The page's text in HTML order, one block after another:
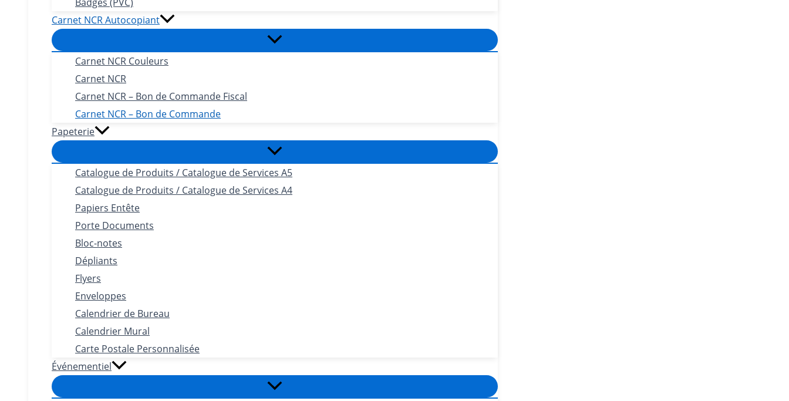
Carnet NCR Autocopiant
Carnet NCR Couleurs
Carnet NCR
Carnet NCR – Bon de Commande Fiscal
Carnet NCR – Bon de Commande
Papeterie
Catalogue de Produits / Catalogue de Services A5
Catalogue de Produits / Catalogue de Services A4
Papiers Entête
Porte Documents
Bloc-notes
Dépliants
Flyers
Enveloppes
Calendrier de Bureau
Calendrier Mural
Carte Postale Personnalisée
Événementiel